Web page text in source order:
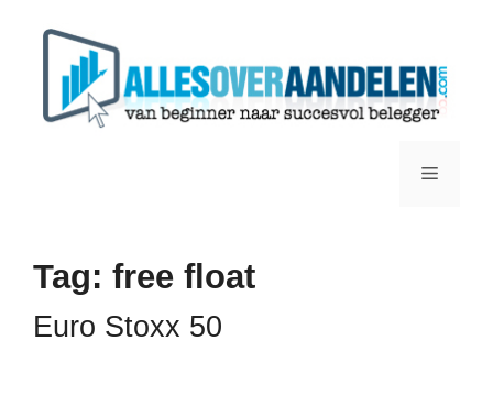
Menu
Tag: free float
Euro Stoxx 50